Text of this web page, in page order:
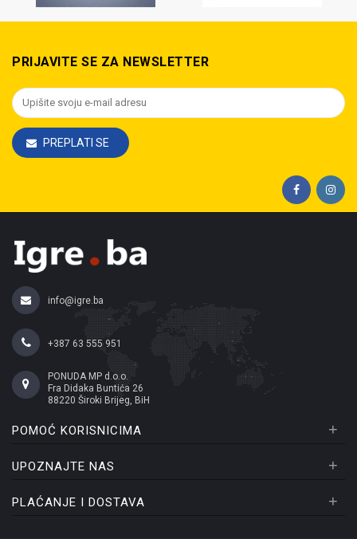
PRIJAVITE SE ZA NEWSLETTER
PREPLATI SE
info@igre.ba
+387 63 555 951
PONUDA MP d.o.o.
Fra Didaka Buntića 26
88220 Široki Brijeg, BiH
POMOĆ KORISNICIMA +
UPOZNAJTE NAS +
PLAĆANJE I DOSTAVA +